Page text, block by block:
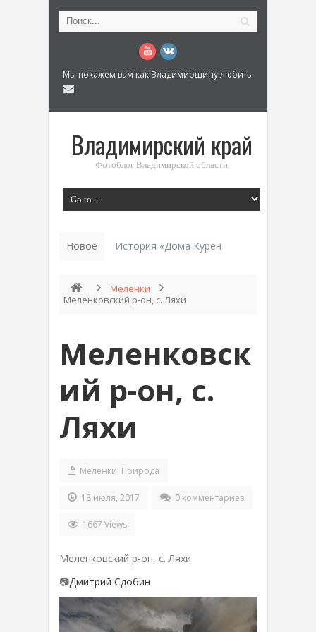
Мы покажем вам как Владимирщину любить
Владимирский край
Фотоблог Владимирской области
Новое История «Дома Куренкова» в Коврове
Меленки
Меленковский р-он, с. Ляхи
Меленковск
ий р-он, с.
Ляхи
Меленки, Природа
18 июля, 2017 0 комментариев
1667 Views
Меленковский р-он, с. Ляхи
📷Дмитрий Сдобин